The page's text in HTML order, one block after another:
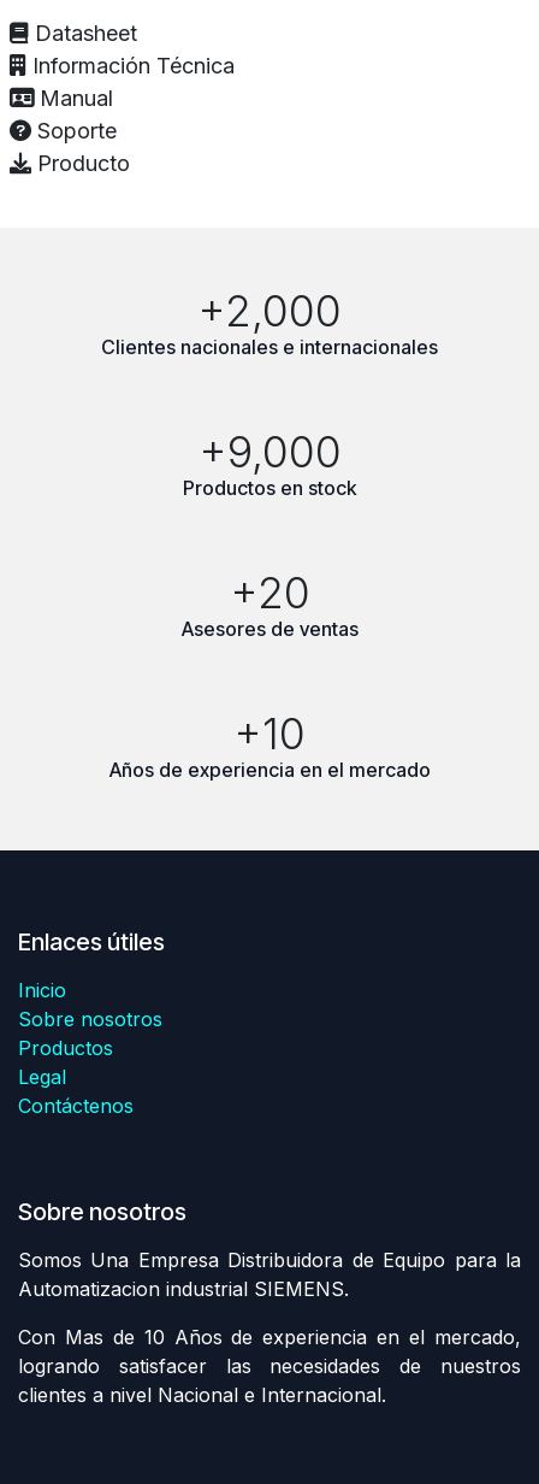
Datasheet
Información Técnica
Manual
Soporte
Producto
+2,000
Clientes nacionales e internacionales
+9,000
Productos en stock
+20
Asesores de ventas
+10
Años de experiencia en el mercado
Enlaces útiles
Inicio
Sobre nosotros
Productos
Legal
Contáctenos
Sobre nosotros
Somos Una Empresa Distribuidora de Equipo para la
Automatizacion industrial SIEMENS.
Con Mas de 10 Años de experiencia en el mercado,
logrando satisfacer las necesidades de nuestros
clientes a nivel Nacional e Internacional.